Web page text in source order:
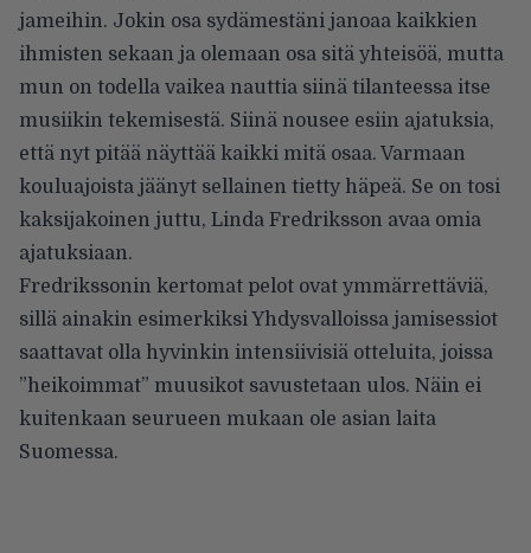
jameihin. Jokin osa sydämestäni janoaa kaikkien
ihmisten sekaan ja olemaan osa sitä yhteisöä, mutta
mun on todella vaikea nauttia siinä tilanteessa itse
musiikin tekemisestä. Siinä nousee esiin ajatuksia,
että nyt pitää näyttää kaikki mitä osaa. Varmaan
kouluajoista jäänyt sellainen tietty häpeä. Se on tosi
kaksijakoinen juttu, Linda Fredriksson avaa omia
ajatuksiaan.
Fredrikssonin kertomat pelot ovat ymmärrettäviä,
sillä ainakin esimerkiksi Yhdysvalloissa jamisessiot
saattavat olla hyvinkin intensiivisiä otteluita, joissa
”heikoimmat” muusikot savustetaan ulos. Näin ei
kuitenkaan seurueen mukaan ole asian laita
Suomessa.